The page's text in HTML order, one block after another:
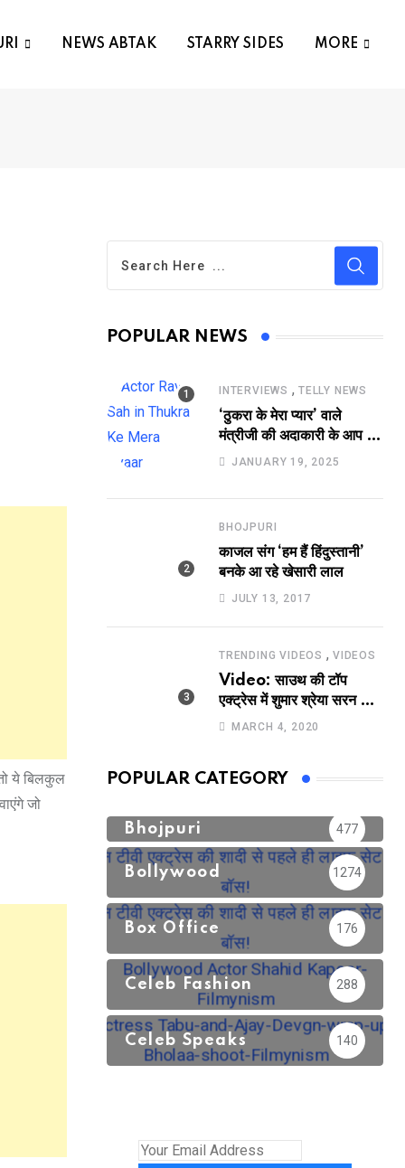
NEWS ABTAK STARRY SIDES MORE
ये बिलकुल
जो
POPULAR NEWS
INTERVIEWS , TELLY NEWS
‘ठुकरा के मेरा प्यार’ वाले
मंत्रीजी की अदाकारी के आप भी
हो जाएंगे फैन, यकीं न हो तो
भूमिका
JANUARY 19, 2025
BHOJPURI
काजल संग ‘हम हैं हिंदुस्तानी’
बनके आ रहे खेसारी लाल
JULY 13, 2017
TRENDING VIDEOS , VIDEOS
Video: साउथ की टॉप
एक्ट्रेस में शुमार श्रेया सरन का
सेक्सी लिपलॉक
MARCH 4, 2020
POPULAR CATEGORY
Bhojpuri 477
Bollywood 1274
Box Office 176
Celeb Fashion 288
Celeb Speaks 140